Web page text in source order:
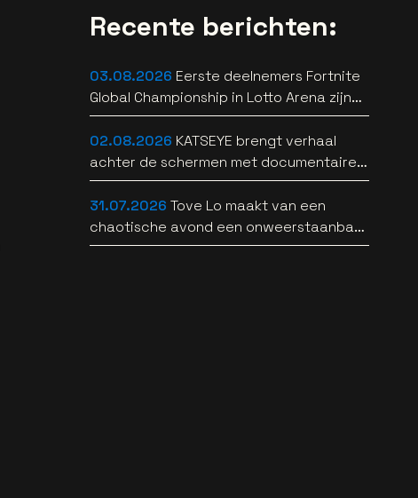
Recente berichten:
03.08.2026 Eerste deelnemers Fortnite
Global Championship in Lotto Arena zijn
bekend
02.08.2026 KATSEYE brengt verhaal
achter de schermen met documentaire
WILD HEARTS [trailer]
31.07.2026 Tove Lo maakt van een
chaotische avond een onweerstaanbare
popsong